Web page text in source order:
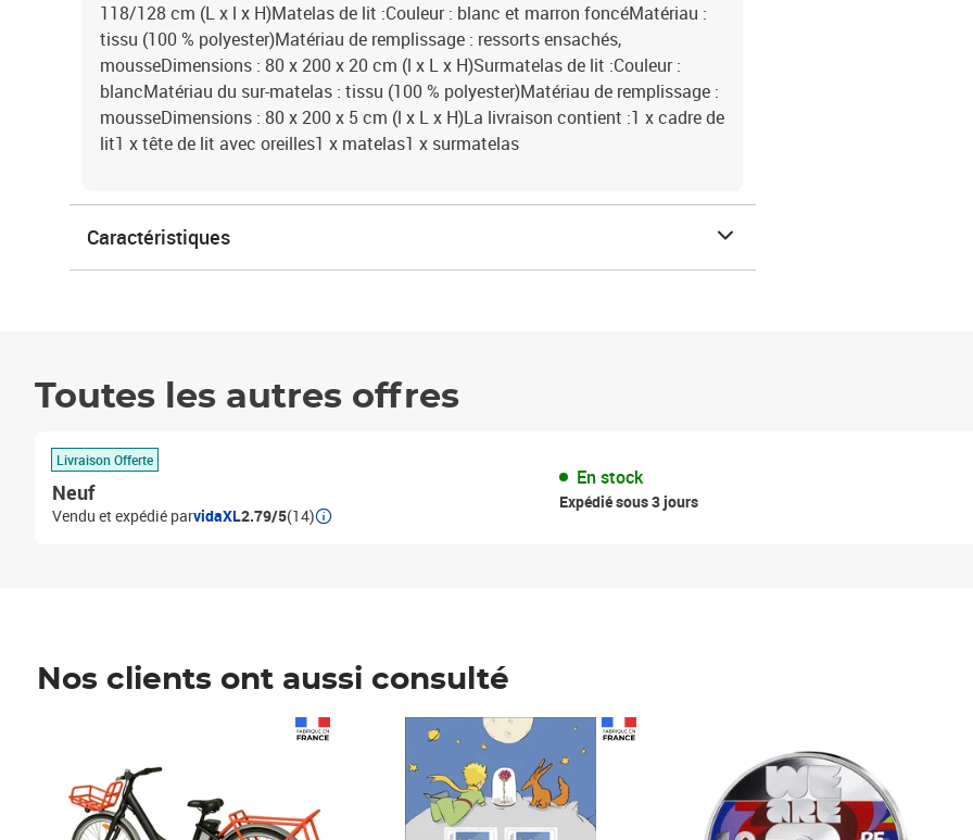
118/128 cm (L x l x H)Matelas de lit :Couleur : blanc et marron foncéMatériau :
tissu (100 % polyester)Matériau de remplissage : ressorts ensachés,
mousseDimensions : 80 x 200 x 20 cm (l x L x H)Surmatelas de lit :Couleur :
blancMatériau du sur-matelas : tissu (100 % polyester)Matériau de remplissage :
mousseDimensions : 80 x 200 x 5 cm (l x L x H)La livraison contient :1 x cadre de
lit1 x tête de lit avec oreilles1 x matelas1 x surmatelas
Caractéristiques
Toutes les autres offres
Livraison Offerte
Neuf
Vendu et expédié parvidaXL2.79/5(14)
En stock
Expédié sous 3 jours
Nos clients ont aussi consulté
Prix 7,50€